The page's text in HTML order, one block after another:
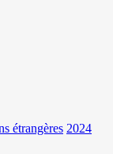
étrangères 2024